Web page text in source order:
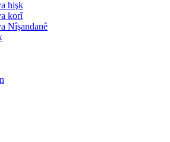
hişk
korî
Nîşandanê